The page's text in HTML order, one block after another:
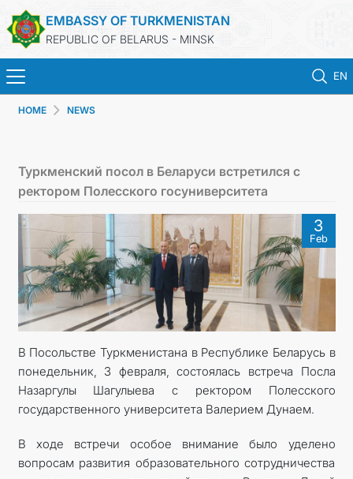
EMBASSY OF TURKMENISTAN
REPUBLIC OF BELARUS - MINSK
EN
TURKMENISTAN
CONSULAR SERVICES
MFA
CONTACT US
HOME NEWS
Туркменский посол в Беларуси встретился с
ректором Полесского госуниверситета
3
Feb
В Посольстве Туркменистана в Республике Беларусь в
понедельник, 3 февраля, состоялась встреча Посла
Назаргулы Шагулыева с ректором Полесского
государственного университета Валерием Дунаем.
В ходе встречи особое внимание было уделено
вопросам развития образовательного сотрудничества